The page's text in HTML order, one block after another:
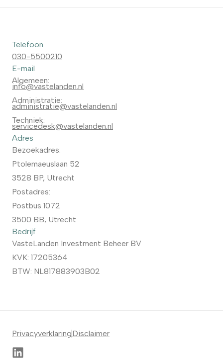
Telefoon
030-5500210
E-mail
Algemeen:
info@vastelanden.nl
Administratie:
administratie@vastelanden.nl
Techniek:
servicedesk@vastelanden.nl
Adres
Bezoekadres:
Ptolemaeuslaan 52
3528 BP, Utrecht
Postadres:
Postbus 1072
3500 BB, Utrecht
Bedrijf
VasteLanden Investment Beheer BV
KVK: 17205364
BTW: NL817883903B02
PrivacyverklaringDisclaimer